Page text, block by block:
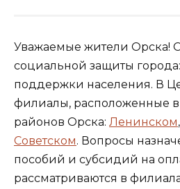
Уважаемые жители Орска!
социальной защиты
поддержки населения. В
филиалы, расположенные
районов Орска: Ленинском,
Советском. Вопросы
пособий и субсидий на
рассматриваются в